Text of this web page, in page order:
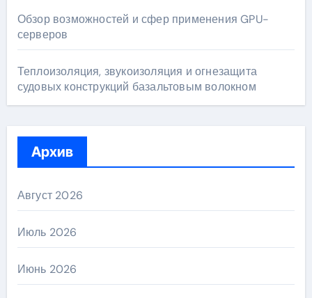
Обзор возможностей и сфер применения GPU-
серверов
Теплоизоляция, звукоизоляция и огнезащита
судовых конструкций базальтовым волокном
Архив
Август 2026
Июль 2026
Июнь 2026